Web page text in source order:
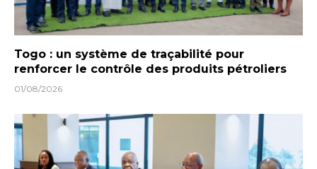
Togo : un système de traçabilité pour
renforcer le contrôle des produits pétroliers
01/08/2026